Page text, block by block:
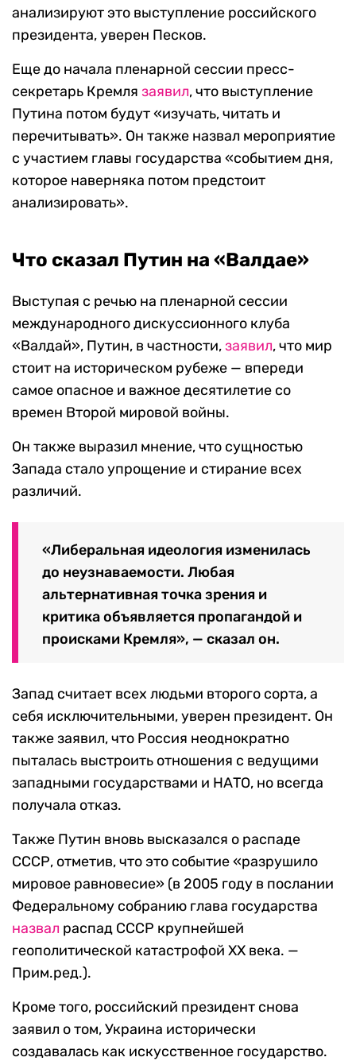
анализируют это выступление российского
президента, уверен Песков.
Еще до начала пленарной сессии пресс-
секретарь Кремля заявил, что выступление
Путина потом будут «изучать, читать и
перечитывать». Он также назвал мероприятие
с участием главы государства «событием дня,
которое наверняка потом предстоит
анализировать».
Что сказал Путин на «Валдае»
Выступая с речью на пленарной сессии
международного дискуссионного клуба
«Валдай», Путин, в частности,заявил, что мир
стоит на историческом рубеже — впереди
самое опасное и важное десятилетие со
времен Второй мировой войны.
Он также выразил мнение, что сущностью
Запада стало упрощение и стирание всех
различий.
«Либеральная идеология изменилась
до неузнаваемости. Любая
альтернативная точка зрения и
критика объявляется пропагандой и
происками Кремля», — сказал он.
Запад считает всех людьми второго сорта, а
себя исключительными, уверен президент. Он
также заявил, что Россия неоднократно
пыталась выстроить отношения с ведущими
западными государствами и НАТО, но всегда
получала отказ.
Также Путин вновь высказался о распаде
СССР, отметив, что это событие «разрушило
мировое равновесие» (в 2005 году в послании
Федеральному собранию глава государства
назвал распад СССР крупнейшей
геополитической катастрофой XX века. —
Прим.ред.).
Кроме того, российский президент снова
заявил о том, Украина исторически
создавалась как искусственное государство.